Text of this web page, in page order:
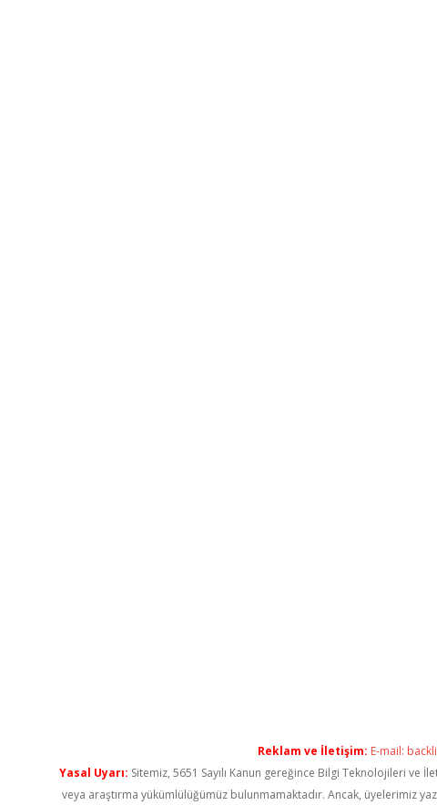
Reklam ve İletişim: E-mail:
Yasal Uyarı: Sitemiz, 5651 Sayılı Kanun gereğince Bilgi Teknolojileri
veya araştırma yükümlülüğümüz bulunmamaktadır. Ancak, üyelerimiz